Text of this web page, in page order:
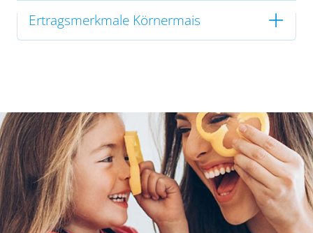
Ertragsmerkmale Körnermais